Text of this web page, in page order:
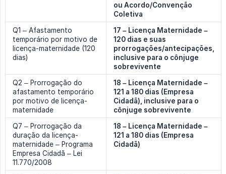
ou Acordo/Convenção
Coletiva
Q1 – Afastamento
temporário por motivo de
licença-maternidade (120
dias)
17 – Licença Maternidade –
120 dias e suas
prorrogações/antecipações,
inclusive para o cônjuge
sobrevivente
Q2 – Prorrogação do
afastamento temporário
por motivo de licença-
maternidade
18 – Licença Maternidade –
121 a 180 dias (Empresa
Cidadã), inclusive para o
cônjuge sobrevivente
Q7 – Prorrogação da
duração da licença-
maternidade – Programa
Empresa Cidadã – Lei
11.770/2008
18 – Licença Maternidade –
121 a 180 dias (Empresa
Cidadã)